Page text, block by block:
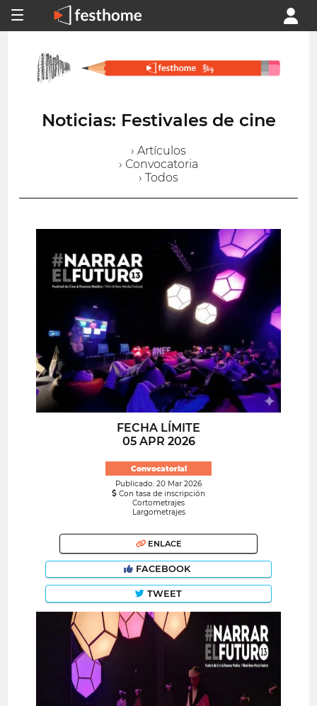
Noticias: Festivales de cine
› Artículos
› Convocatoria
› Todos
FECHA LÍMITE
05 APR 2026
Convocatoria!
Publicado: 20 Mar 2026
Con tasa de inscripción
Cortometrajes
Largometrajes
ENLACE
FACEBOOK
TWEET